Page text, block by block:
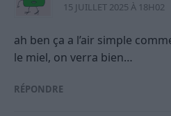
15 JUILLET 2025 À 18H02
ah ben ça a l’air simple
le miel, on verra bien…
RÉPONDRE